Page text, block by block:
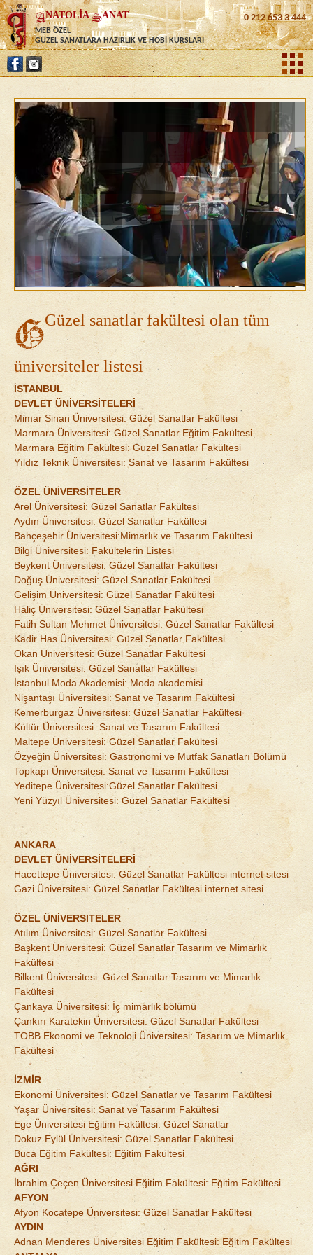
NATOLİA ANAT
MEB ÖZEL
GÜZEL SANATLARA HAZIRLIK VE HOBİ KURSLARI
0 212 653 3 444
Güzel sanatlar fakültesi olan tüm
üniversiteler listesi
İSTANBUL
DEVLET ÜNİVERSİTELERİ
Mimar Sinan Üniversitesi: Güzel Sanatlar Fakültesi
Marmara Üniversitesi: Güzel Sanatlar Eğitim Fakültesi
Marmara Eğitim Fakültesi: Guzel Sanatlar Fakültesi
Yıldız Teknik Üniversitesi: Sanat ve Tasarım Fakültesi
ÖZEL ÜNİVERSİTELER
Arel Üniversitesi: Güzel Sanatlar Fakültesi
Aydın Üniversitesi: Güzel Sanatlar Fakültesi
Bahçeşehir Üniversitesi:Mimarlık ve Tasarım Fakültesi
Bilgi Üniversitesi: Fakültelerin Listesi
Beykent Üniversitesi: Güzel Sanatlar Fakültesi
Doğuş Üniversitesi: Güzel Sanatlar Fakültesi
Gelişim Üniversitesi: Güzel Sanatlar Fakültesi
Haliç Üniversitesi: Güzel Sanatlar Fakültesi
Fatih Sultan Mehmet Üniversitesi: Güzel Sanatlar Fakültesi
Kadir Has Üniversitesi: Güzel Sanatlar Fakültesi
Okan Üniversitesi: Güzel Sanatlar Fakültesi
Işık Üniversitesi: Güzel Sanatlar Fakültesi
İstanbul Moda Akademisi: Moda akademisi
Nişantaşı Üniversitesi: Sanat ve Tasarım Fakültesi
Kemerburgaz Üniversitesi: Güzel Sanatlar Fakültesi
Kültür Üniversitesi: Sanat ve Tasarım Fakültesi
Maltepe Üniversitesi: Güzel Sanatlar Fakültesi
Özyeğin Üniversitesi: Gastronomi ve Mutfak Sanatları Bölümü
Topkapı Üniversitesi: Sanat ve Tasarım Fakültesi
Yeditepe Üniversitesi:Güzel Sanatlar Fakültesi
Yeni Yüzyıl Üniversitesi: Güzel Sanatlar Fakültesi
ANKARA
DEVLET ÜNİVERSİTELERİ
Hacettepe Üniversitesi: Güzel Sanatlar Fakültesi internet sitesi
Gazi Üniversitesi: Güzel Sanatlar Fakültesi internet sitesi
ÖZEL ÜNİVERSITELER
Atılım Üniversitesi: Güzel Sanatlar Fakültesi
Başkent Üniversitesi: Güzel Sanatlar Tasarım ve Mimarlık
Fakültesi
Bilkent Üniversitesi: Güzel Sanatlar Tasarım ve Mimarlık
Fakültesi
Çankaya Üniversitesi: İç mimarlık bölümü
Çankırı Karatekin Üniversitesi: Güzel Sanatlar Fakültesi
TOBB Ekonomi ve Teknoloji Üniversitesi: Tasarım ve Mimarlık
Fakültesi
İZMİR
Ekonomi Üniversitesi: Güzel Sanatlar ve Tasarım Fakültesi
Yaşar Üniversitesi: Sanat ve Tasarım Fakültesi
Ege Üniversitesi Eğitim Fakültesi: Güzel Sanatlar
Dokuz Eylül Üniversitesi: Güzel Sanatlar Fakültesi
Buca Eğitim Fakültesi: Eğitim Fakültesi
AĞRI
İbrahim Çeçen Üniversitesi Eğitim Fakültesi: Eğitim Fakültesi
AFYON
Afyon Kocatepe Üniversitesi: Güzel Sanatlar Fakültesi
AYDIN
Adnan Menderes Üniversitesi Eğitim Fakültesi: Eğitim Fakültesi